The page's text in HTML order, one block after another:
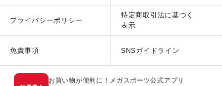
プライバシーポリシー
特定商取引法に基づく
表示
免責事項 SNSガイドライン
お買い物が便利に！メガスポーツ公式アプリ